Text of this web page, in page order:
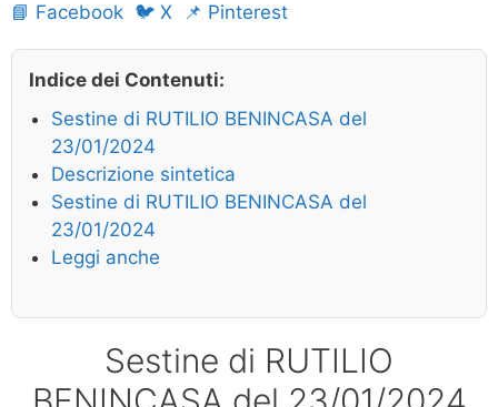
📘 Facebook 🐦 X 📌 Pinterest
Indice dei Contenuti:
Sestine di RUTILIO BENINCASA del
23/01/2024
Descrizione sintetica
Sestine di RUTILIO BENINCASA del
23/01/2024
Leggi anche
Sestine di RUTILIO